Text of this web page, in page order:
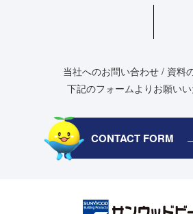
当社へのお問い合わせ / 資料
下記のフォームよりお願いい
CONTACT FORM